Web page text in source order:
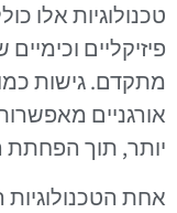
טכנולוגיות אלו
פיזיקליים
מתקדם. גישות כמו
אורגניים
יותר, תוך
אחת